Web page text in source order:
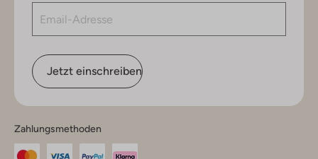
Jetzt einschreiben
Zahlungsmethoden